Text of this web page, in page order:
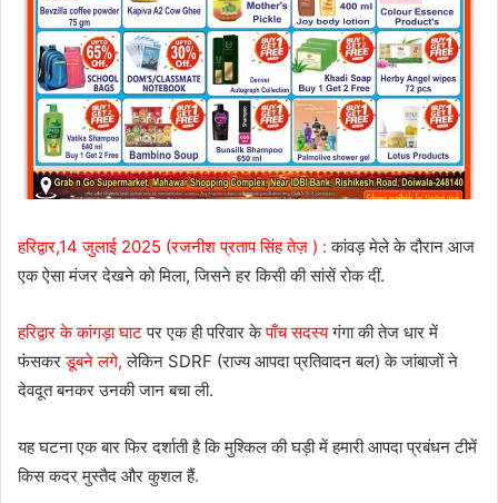
हरिद्वार,14 जुलाई 2025 (रजनीश प्रताप सिंह तेज़ ) : कांवड़ मेले के दौरान आज
एक ऐसा मंजर देखने को मिला, जिसने हर किसी की सांसें रोक दीं.
हरिद्वार के कांगड़ा घाटपर एक ही परिवार केपाँच सदस्यगंगा की तेज धार में
फंसकरडूबने लगे, लेकिन SDRF (राज्य आपदा प्रतिवादन बल) के जांबाजों ने
देवदूत बनकर उनकी जान बचा ली.
यह घटना एक बार फिर दर्शाती है कि मुश्किल की घड़ी में हमारी आपदा प्रबंधन टीमें
किस कदर मुस्तैद और कुशल हैं.